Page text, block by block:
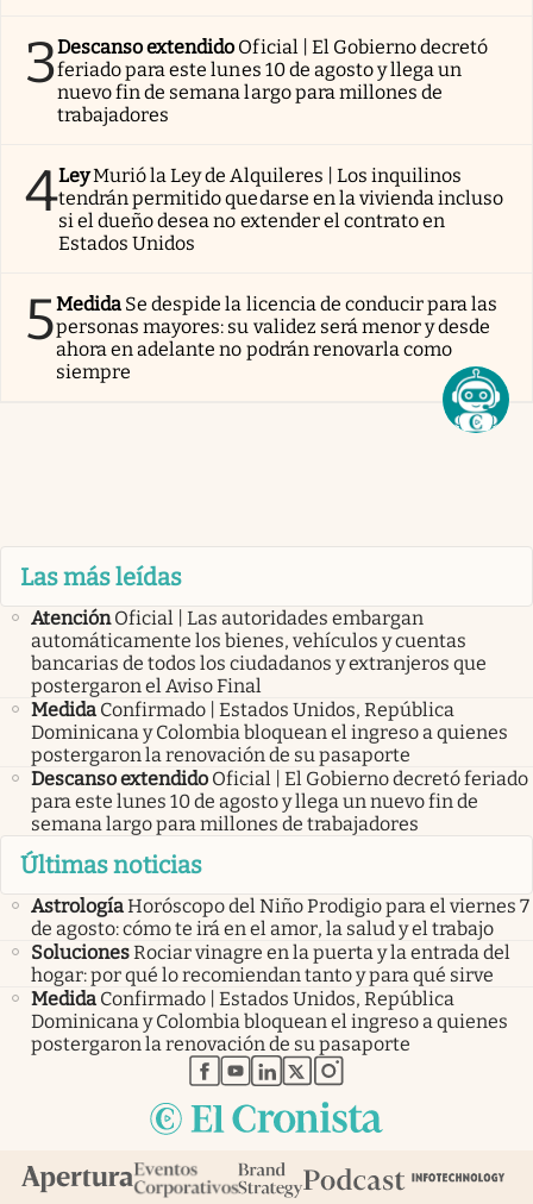
3Descanso extendido Oficial | El Gobierno decretó
feriado para este lunes 10 de agosto y llega un
nuevo fin de semana largo para millones de
trabajadores
4LeyMurió la Ley de Alquileres | Los inquilinos
tendrán permitido quedarse en la vivienda incluso
si el dueño desea no extender el contrato en
Estados Unidos
5Medida Se despide la licencia de conducir para las
personas mayores: su validez será menor y desde
ahora en adelante no podrán renovarla como
siempre
Las más leídas
Atención Oficial | Las autoridades embargan
automáticamente los bienes, vehículos y cuentas
bancarias de todos los ciudadanos y extranjeros que
postergaron el Aviso Final
Medida Confirmado | Estados Unidos, República
Dominicana y Colombia bloquean el ingreso a quienes
postergaron la renovación de su pasaporte
Descanso extendido Oficial | El Gobierno decretó feriado
para este lunes 10 de agosto y llega un nuevo fin de
semana largo para millones de trabajadores
Últimas noticias
AstrologíaHoróscopo del Niño Prodigio para el viernes 7
de agosto: cómo te irá en el amor, la salud y el trabajo
SolucionesRociar vinagre en la puerta y la entrada del
hogar: por qué lo recomiendan tanto y para qué sirve
Medida Confirmado | Estados Unidos, República
Dominicana y Colombia bloquean el ingreso a quienes
postergaron la renovación de su pasaporte
abre en nueva pestaña
abre en nueva pestaña
abre en nueva pestaña
abre en nueva pestaña
abre en nueva pestaña